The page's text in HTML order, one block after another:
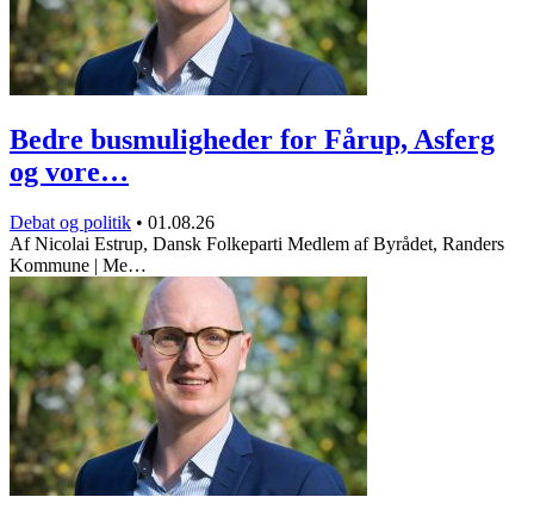
Bedre busmuligheder for Fårup, Asferg
og vore…
Debat og politik • 01.08.26
Af Nicolai Estrup, Dansk Folkeparti Medlem af Byrådet, Randers
Kommune | Me…